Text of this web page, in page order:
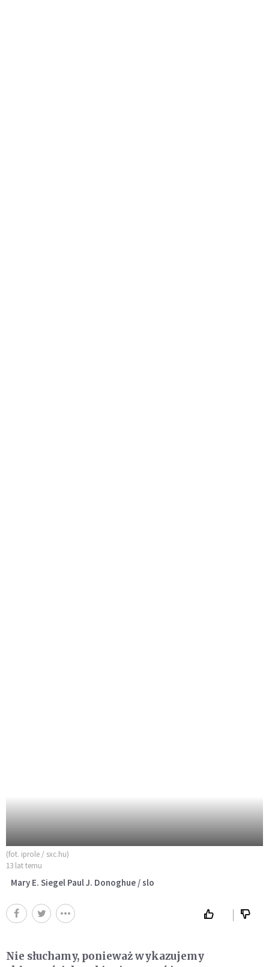
(fot. iprole / sxc.hu)
13 lat temu
Mary E. Siegel Paul J. Donoghue / slo
Nie słuchamy, ponieważ wykazujemy